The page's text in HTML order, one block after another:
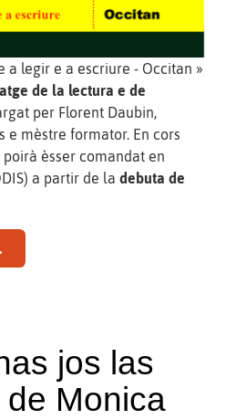
a legir e a escriure - Occitan »
de la lectura e de
per Florent Daubin,
e mèstre formator. En cors
èsser comandat en
a partir de la debuta de
jos las
Monica